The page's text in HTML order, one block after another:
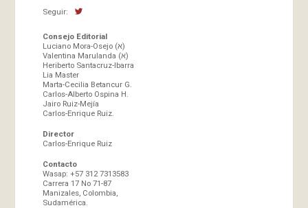
Seguir:
Consejo Editorial
Luciano Mora-Osejo (א)
Valentina Marulanda (א)
Heriberto Santacruz-Ibarra
Lia Master
Marta-Cecilia Betancur G.
Carlos-Alberto Ospina H.
Jairo Ruiz-Mejía
Carlos-Enrique Ruiz.
Director
Carlos-Enrique Ruiz
Contacto
Wasap: +57 312 7313583
Carrera 17 No 71-87
Manizales, Colombia,
Sudamérica.